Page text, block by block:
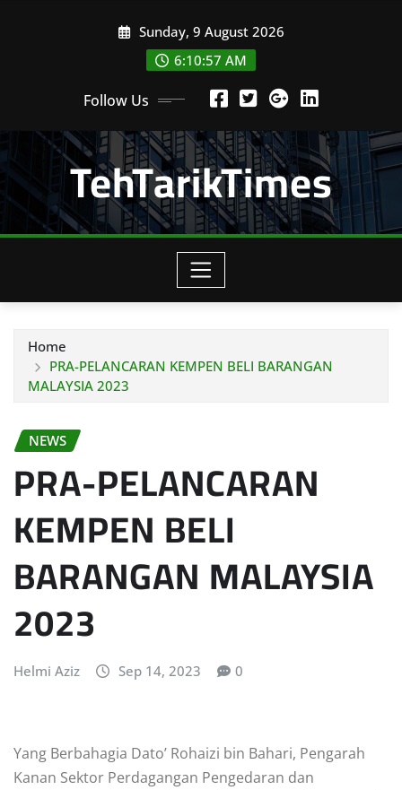
Sunday, 9 August 2026
6:10:58 AM
Follow Us
TehTarikTimes
Home
PRA-PELANCARAN KEMPEN BELI BARANGAN
MALAYSIA 2023
NEWS
PRA-PELANCARAN
KEMPEN BELI
BARANGAN MALAYSIA
2023
Helmi Aziz Sep 14, 2023 0
Yang Berbahagia Dato’ Rohaizi bin Bahari, Pengarah
Kanan Sektor Perdagangan Pengedaran dan